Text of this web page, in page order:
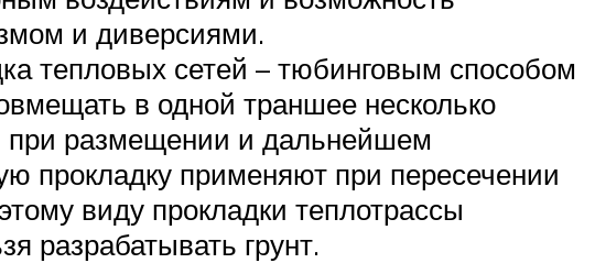
и диверсиями.
тепловых сетей – тюбинговым способом
в одной траншее несколько
при размещении и дальнейшем
прокладку применяют при пересечении
виду прокладки теплотрассы
разрабатывать грунт.